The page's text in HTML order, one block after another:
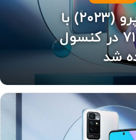
ردمی نوت ۱۱ پرو (۲۰۲۳) با
اسنپدراگون ۷۱۲ در کنسول
شد